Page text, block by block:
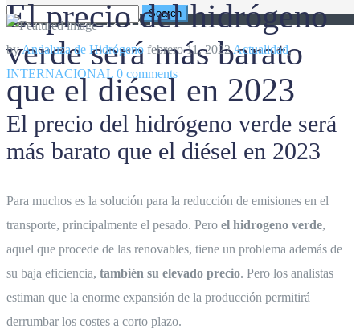
669 67 92 85
El precio del hidrógeno
verde será más barato
que el diésel en 2023
byAndaluza de Hidrógeno febrero 11, 2022 Actualidad,
INTERNACIONAL 0 comments
El precio del hidrógeno verde será
más barato que el diésel en 2023
Para muchos es la solución para la reducción de emisiones en el
transporte, principalmente el pesado. Pero el hidrogeno verde,
aquel que procede de las renovables, tiene un problema además de
su baja eficiencia, también su elevado precio. Pero los analistas
estiman que la enorme expansión de la producción permitirá
derrumbar los costes a corto plazo.